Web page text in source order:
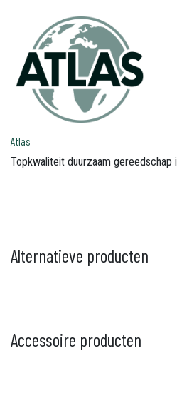
Atlas
Topkwaliteit duurzaam gereedschap
Alternatieve producten
Accessoire producten